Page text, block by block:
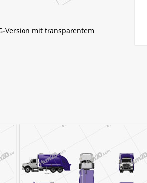
Version mit transparentem